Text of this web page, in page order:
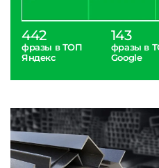
442
фразы в ТОП
Яндекс
143
фразы в
Google